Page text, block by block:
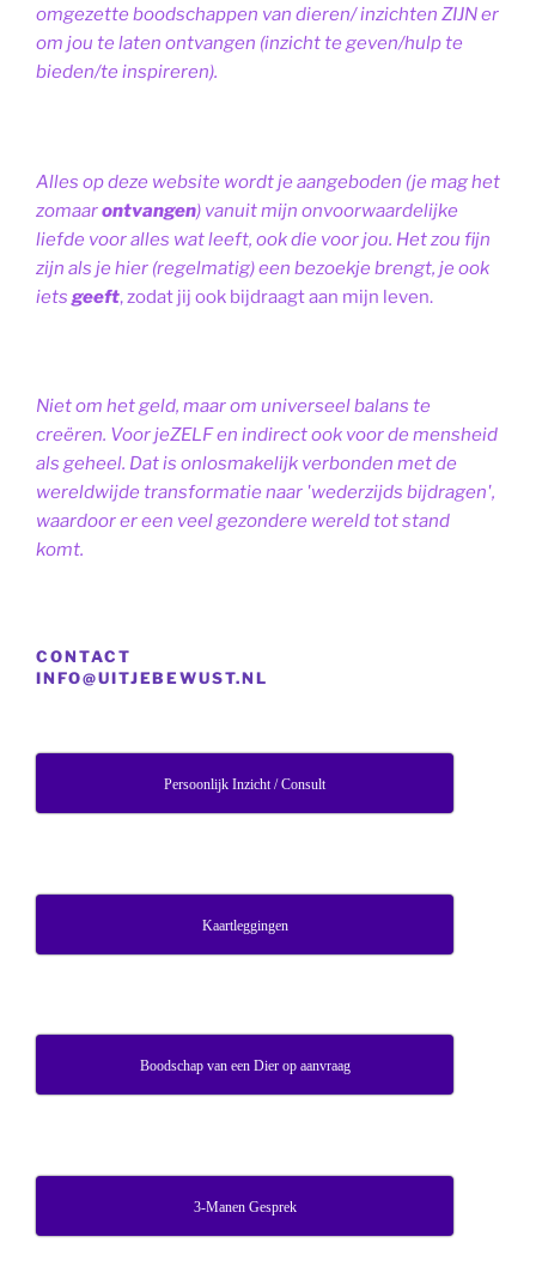
omgezette boodschappen van dieren/ inzichten ZIJN er
om jou te laten ontvangen (inzicht te geven/hulp te
bieden/te inspireren).
Alles op deze website wordt je aangeboden (je mag het
zomaarontvangen) vanuit mijn onvoorwaardelijke
liefde voor alles wat leeft, ook die voor jou. Het zou fijn
zijn als je hier (regelmatig) een bezoekje brengt, je ook
iets geeft, zodat jij ook bijdraagt aan mijn leven.
Niet om het geld, maar om universeel balans te
creëren. Voor jeZELF en indirect ook voor de mensheid
als geheel. Dat is onlosmakelijk verbonden met de
wereldwijde transformatie naar 'wederzijds bijdragen',
waardoor er een veel gezondere wereld tot stand
komt.
CONTACT
INFO@UITJEBEWUST.NL
Persoonlijk Inzicht / Consult
Kaartleggingen
Boodschap van een Dier op aanvraag
3-Manen Gesprek